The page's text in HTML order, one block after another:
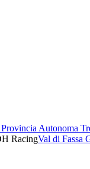
Autonoma
RacingVal di Fassa